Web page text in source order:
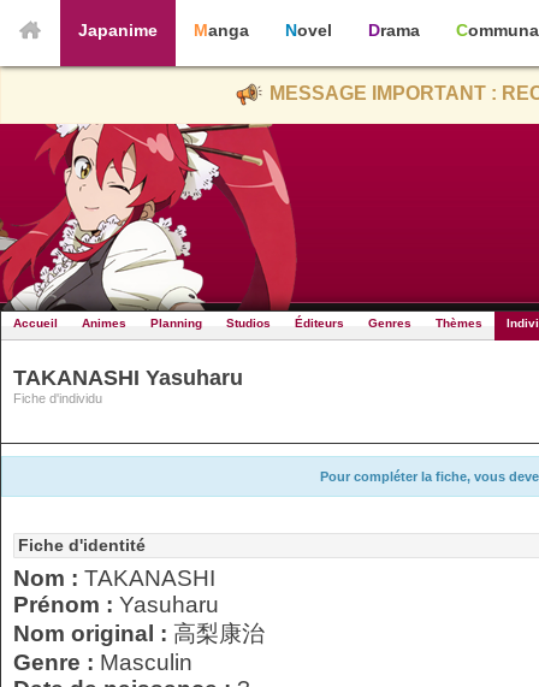
Japanime Manga Novel Drama
MESSAGE IMPORTANT :
Accueil Animes Planning Studios Éditeurs Genres Thèmes
TAKANASHI Yasuharu
Fiche d'individu
Pour compléter la fiche, vous
Fiche d'identité
Nom : TAKANASHI
Prénom : Yasuharu
Nom original : 高梨康治
Genre : Masculin